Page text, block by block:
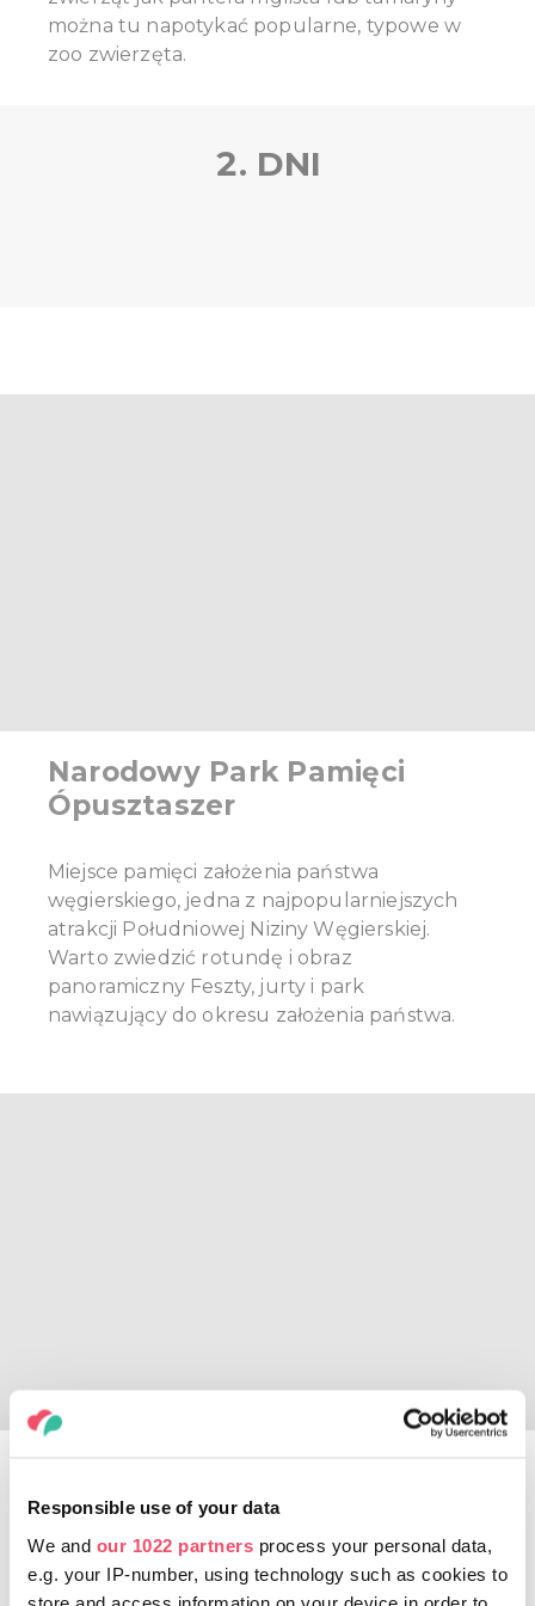
Responsible use of your data
We and our 1022 partners process your personal data,
e.g. your IP-number, using technology such as cookies to
store and access information on your device in order to
można tu napotykać popularne, typowe w
zoo zwierzęta.
2. DNI
Narodowy Park Pamięci
Ópusztaszer
Miejsce pamięci założenia państwa
węgierskiego, jedna z najpopularniejszych
atrakcji Południowej Niziny Węgierskiej.
Warto zwiedzić rotundę i obraz
panoramiczny Feszty, jurty i park
nawiązujący do okresu założenia państwa.
Gwiazdowego
Podchody, gry logiczne i zręcznościowe
czekają na dzieci na terenie Szlaku